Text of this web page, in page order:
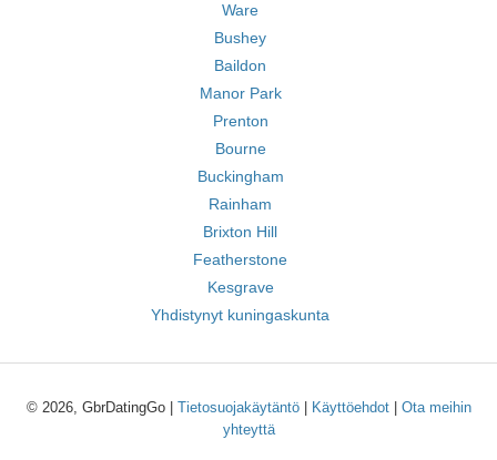
Ware
Bushey
Baildon
Manor Park
Prenton
Bourne
Buckingham
Rainham
Brixton Hill
Featherstone
Kesgrave
Yhdistynyt kuningaskunta
© 2026, GbrDatingGo | Tietosuojakäytäntö| Käyttöehdot| Ota meihin
yhteyttä